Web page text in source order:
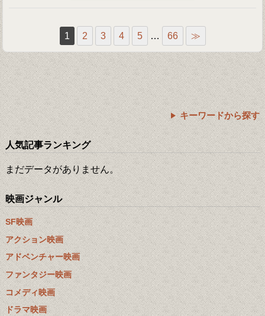
1 2 3 4 5 … 66 ≫
キーワードから探す
人気記事ランキング
まだデータがありません。
映画ジャンル
SF映画
アクション映画
アドベンチャー映画
ファンタジー映画
コメディ映画
ドラマ映画